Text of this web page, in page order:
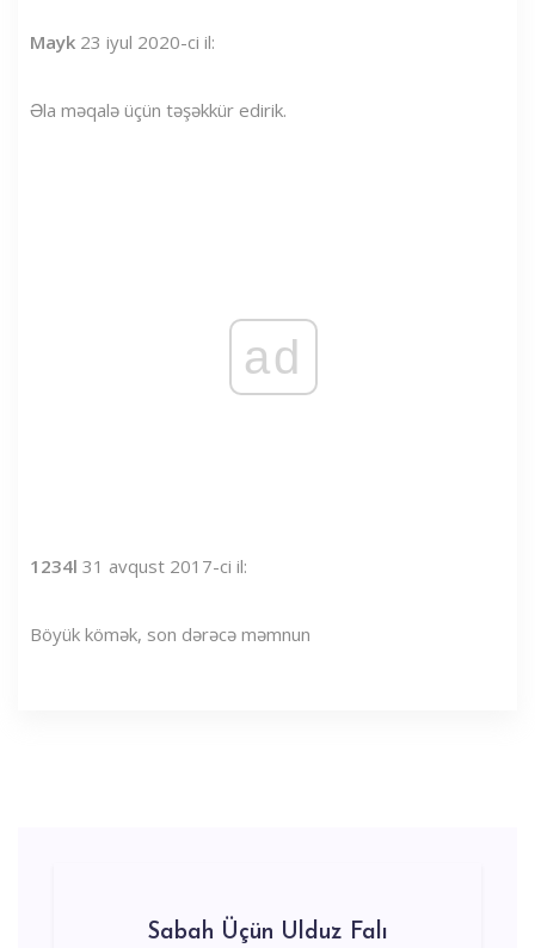
Mayk 23 iyul 2020-ci il:
Əla məqalə üçün təşəkkür edirik.
ad
1234l 31 avqust 2017-ci il:
Böyük kömək, son dərəcə məmnun
Sabah Üçün Ulduz Falı